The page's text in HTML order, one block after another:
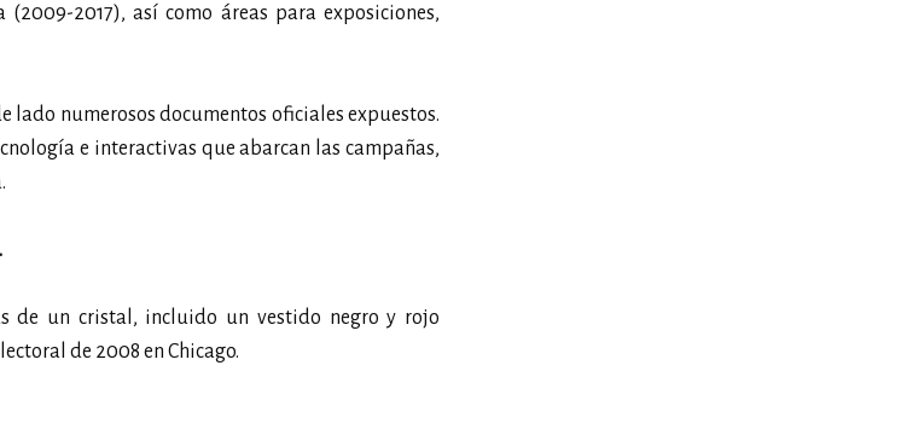
2017), así como áreas para exposiciones,
numerosos documentos oficiales expuestos.
e interactivas que abarcan las campañas,
de un cristal, incluido un vestido negro y rojo
de 2008 en Chicago.